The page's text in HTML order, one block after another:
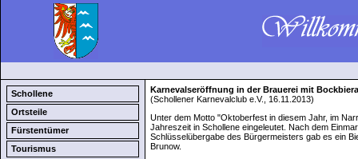
Schollene
Ortsteile
Fürstentümer
Tourismus
Karnevalseröffnung in der Brauerei mit
(Schollener Karnevalclub e.V., 16.11.2013)
Unter dem Motto "Oktoberfest in diesem Jahr, im
Jahreszeit in Schollene eingeleutet. Nach dem
Schlüsselübergabe des Bürgermeisters gab es ein
Brunow.